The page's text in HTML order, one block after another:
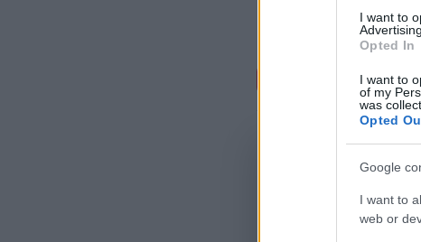
I want to
Advertising.
Opted In
I want to
of my
was
Opted
Google
I want to
web or
Σχόλια